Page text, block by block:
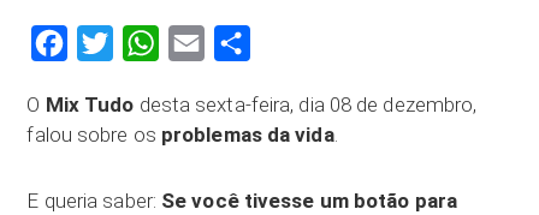
FacebookTwitter WhatsApp
Email
O Mix Tudo desta sexta-feira, dia 08 de dezembro,
falou sobre os problemas da vida.
E queria saber: Se você tivesse um botão para